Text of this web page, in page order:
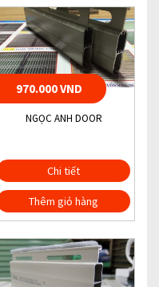
970.000 VND
NGỌC ANH DOOR
Chi tiết
Thêm giỏ hàng